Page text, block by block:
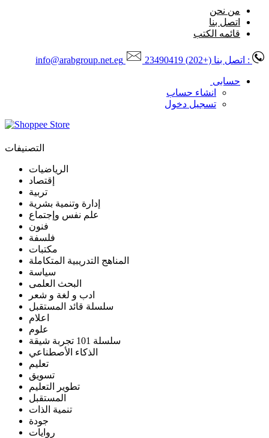
من نحن
اتصل بنا
قائمه الكتب
: اتصل بنا (+202) 23490419
info@arabgroup.net.eg
حسابى
انشاء حساب
تسجيل دخول
التصنيفات
الرياضيات
إقتصاد
تربية
إدارة وتنمية بشرية
علم نفس وإجتماع
فنون
فلسفة
مكتبات
المناهج التدريبية المتكاملة
سياسة
البحث العلمى
ادب و لغة و شعر
سلسلة قائد المستقبل
اعلام
علوم
سلسلة 101 تجربة شيقة
الذكاء الأصطناعي
تعليم
تسويق
تطوير التعليم
المستقبل
تنمية الذات
جودة
روايات